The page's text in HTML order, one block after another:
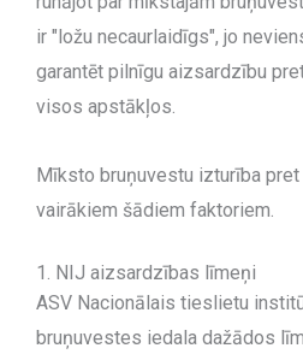
ir "ložu necaurlaidīgs", jo
garantēt pilnīgu aizsardzību
visos apstākļos.
Mīksto bruņuvestu izturība pret
vairākiem šādiem faktoriem.
1. NIJ aizsardzības līmeņi
ASV Nacionālais tieslietu
bruņuvestes iedala dažādos